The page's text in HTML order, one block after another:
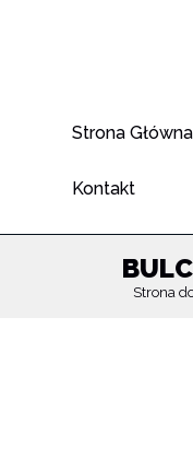
Strona Główna
Kontakt
Strona